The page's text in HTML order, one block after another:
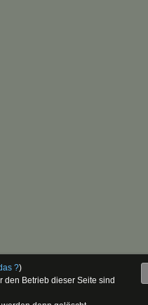
?)
den Betrieb dieser Seite sind